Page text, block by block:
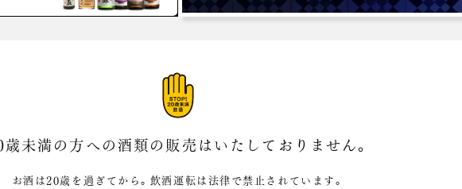
歳未満の方への酒類の販売は いたしておりません。
お酒は20歳を過ぎてから。飲酒運転は法律で禁止されています。